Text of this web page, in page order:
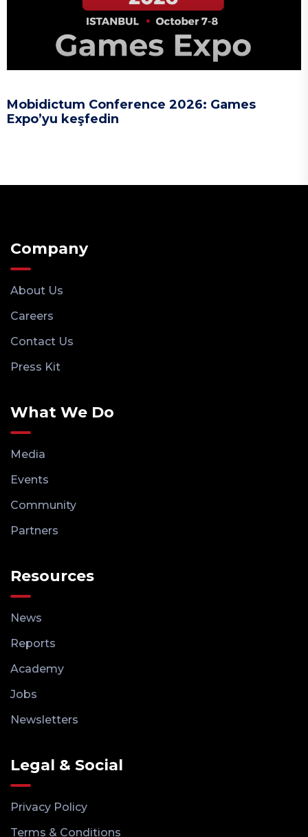
Mobidictum Conference 2026: Games
Expo’yu keşfedin
Company
About Us
Careers
Contact Us
Press Kit
What We Do
Media
Events
Community
Partners
Resources
News
Reports
Academy
Jobs
Newsletters
Legal & Social
Privacy Policy
Terms & Conditions